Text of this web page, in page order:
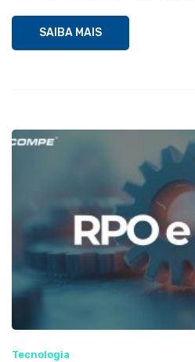
SAIBA MAIS
Tecnologia